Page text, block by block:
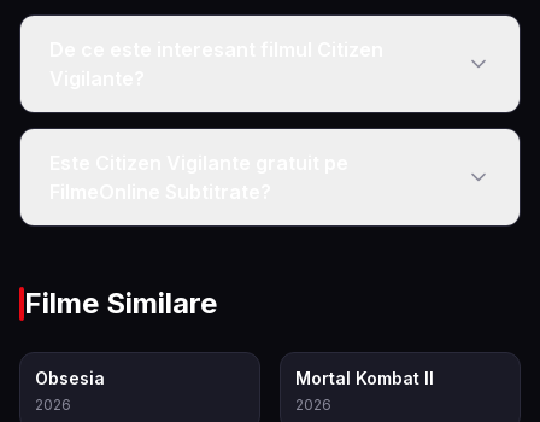
Filme Similare
Obsesia
2026
Mortal Kombat II
2026